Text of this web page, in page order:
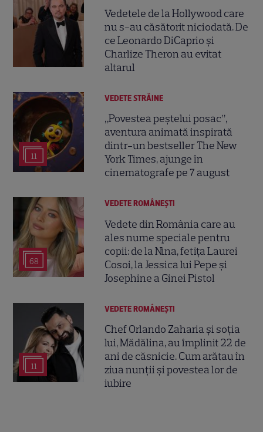
Vedetele de la Hollywood care
nu s-au căsătorit niciodată. De
ce Leonardo DiCaprio și
Charlize Theron au evitat
altarul
11
VEDETE STRĂINE
„Povestea peștelui posac”,
aventura animată inspirată
dintr-un bestseller The New
York Times, ajunge în
cinematografe pe 7 august
68
VEDETE ROMÂNEŞTI
Vedete din România care au
ales nume speciale pentru
copii: de la Nina, fetița Laurei
Cosoi, la Jessica lui Pepe și
Josephine a Ginei Pistol
11
VEDETE ROMÂNEŞTI
Chef Orlando Zaharia și soția
lui, Mădălina, au împlinit 22 de
ani de căsnicie. Cum arătau în
ziua nunții și povestea lor de
iubire